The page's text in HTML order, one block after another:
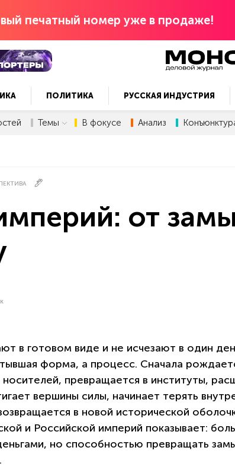
печатный номер уже в продаже!
ПОЛИТИКА РУССКАЯ ИНДУСТРИЯ
Темы В фокусе Анализ
от
в готовом виде и не исчезают в один
форма, а процесс. Сначала
превращается в институты,
вершины силы, начинает терять
в новой исторической
и Российской империй показывает:
но способностью превращать